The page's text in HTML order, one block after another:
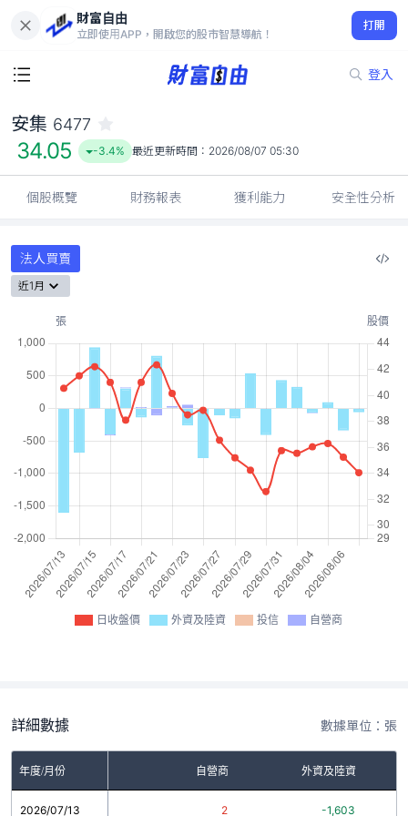
財富自由
立即使用APP，開啟您的股市智慧導航！
打開
登入
34.05
-3.4%
安集 6477
34.05 -3.4% 最近更新時間： 2026/08/07 05:30
個股概覽 財務報表 獲利能力 安全性分析
法人買賣
近1月
日收盤價 外資及陸資 投信 自營商
詳細數據 數據單位：張
年度/月份 自營商 外資及陸資
2026/07/13 2 -1,603